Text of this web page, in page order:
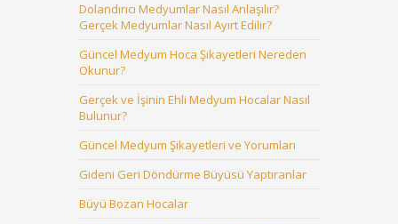
Dolandırıcı Medyumlar Nasıl Anlaşılır?
Gerçek Medyumlar Nasıl Ayırt Edilir?
Güncel Medyum Hoca Şikayetleri Nereden
Okunur?
Gerçek ve İşinin Ehli Medyum Hocalar Nasıl
Bulunur?
Güncel Medyum Şikayetleri ve Yorumları
Gideni Geri Döndürme Büyüsü Yaptıranlar
Büyü Bozan Hocalar